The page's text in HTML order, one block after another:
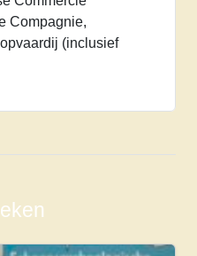
Compagnie,
(inclusief